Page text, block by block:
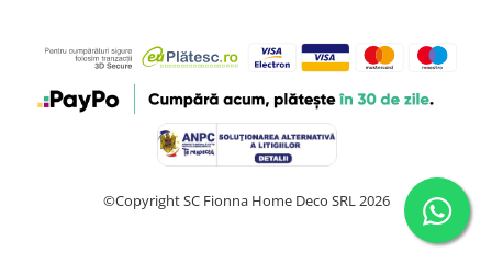
©Copyright SC Fionna Home Deco SRL 2026